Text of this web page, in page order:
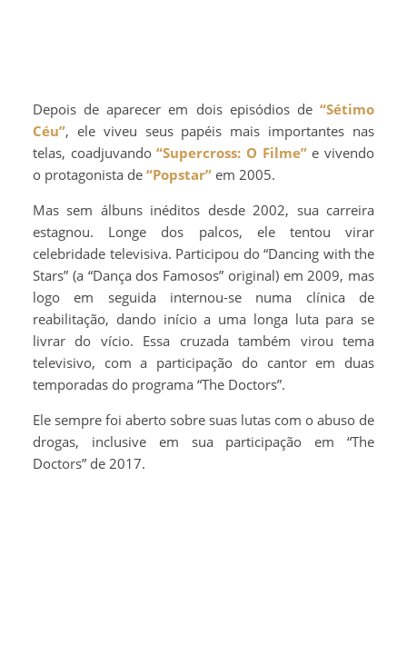
Depois de aparecer em dois episódios de “Sétimo
Céu”, ele viveu seus papéis mais importantes nas
telas, coadjuvando“Supercross: O Filme”e vivendo
o protagonista de “Popstar” em 2005.
Mas sem álbuns inéditos desde 2002, sua carreira
estagnou. Longe dos palcos, ele tentou virar
celebridade televisiva. Participou do “Dancing with the
Stars” (a “Dança dos Famosos” original) em 2009, mas
logo em seguida internou-se numa clínica de
reabilitação, dando início a uma longa luta para se
livrar do vício. Essa cruzada também virou tema
televisivo, com a participação do cantor em duas
temporadas do programa “The Doctors”.
Ele sempre foi aberto sobre suas lutas com o abuso de
drogas, inclusive em sua participação em “The
Doctors” de 2017.